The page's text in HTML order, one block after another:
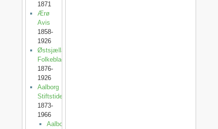
1871
Ærø
Avis
1858-
1926
Østsjællands
Folkeblad
1876-
1926
Aalborg
Stiftstidende
1873-
1966
Aalborg